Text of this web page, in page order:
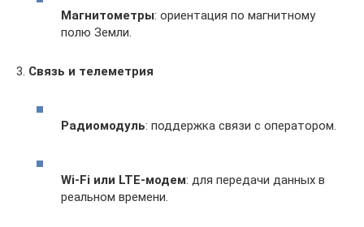
Магнитометры: ориентация по магнитному
полю Земли.
3. Связь и телеметрия
Радиомодуль: поддержка связи с оператором.
Wi-Fi или LTE-модем: для передачи данных в
реальном времени.